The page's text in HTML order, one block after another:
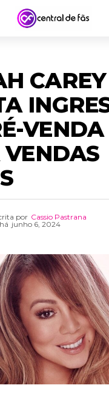
CAREY
VENDA
por Cassio Pastrana
junho 6, 2024